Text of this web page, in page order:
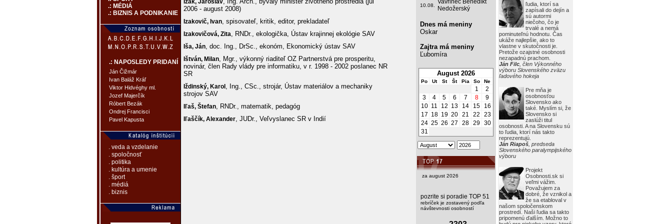
ľudia, ktorí sa
zapísali do dejín a
sú autormi
niečoho, čo je
trvalé a nemá
pominuteľnú hodnotu. Čas
ukáže najlepšie, ako to
vlastne v skutočnosti je.
Pretože ozajstné osobnosti
nezapadnú prachom.
Ján Filc , člen Výkonného
výboru Slovenského zväzu
ľadového hokeja
Pre mňa je
osobnosťou
Slovensko ako
také. Myslím si, že
Slovensko si
zaslúži titul
osobnosti. A na Slovensku sú
to ľudia, ktorí nás takto
reprezentujú.
Ján Riapoš , predseda
Slovenského paralympijského
výboru
Projekt
Osobnosti.sk si
veľmi vážim.
Považujem za
dobré, že vznikol a
že sa etabloval v
našom spoločenskom
prostredí. Naši ľudia sa takto
pripomenú ďalším. Možno to
.: MÉDIÁ
.: BIZNIS A PODNIKANIE
.: NAPOSLEDY PRIDANÍ
Ján Čižmár
Ivan Baláž Kráľ
Viktor Hidvéghy ml.
Jozef Majerčík
Róbert Bezák
Ondrej Francisci
Pavel Kapusta
. veda a vzdelanie
. spoločnosť
. politika
. kultúra a umenie
. šport
. médiá
. biznis
Izák, Jaroslav
2006 - august 2008)
Izakovič, Ivan, spisovateľ, kritik, editor, prekladateľ
Izakovičová, Zita, RNDr., ekologička, Ústav krajinnej ekológie SAV
Iša, Ján, doc. Ing., DrSc., ekonóm, Ekonomický ústav SAV
Ištván, Milan, Mgr., výkonný riaditeľ OZ Partnerstvá pre prosperitu,
novinár, člen Rady vlády pre informatiku, v r. 1998 - 2002 poslanec NR
SR
Iždinský, Karol , Ing., CSc., strojár, Ústav materiálov a mechaniky
strojov SAV
Iľaš, Štefan, RNDr., matematik, pedagóg
Iľaščík, Alexander, JUDr., Veľvyslanec SR v Indií
10.08.
Vavrinec Benedikt
Nedožerský
Dnes má meniny
Oskar
Zajtra má meniny
Ľubomíra
August 2026
Po Ut St Št Pia So Ne
1
2
3
4 5 6 7 8
9
10 11 12 13 14 15
16
17 18 19 20 21 22
23
24 25 26 27 28 29 30
31
za august 2026
pozrite si poradie TOP 51
rebríček je zostavený podľa
návštevnosti osobností